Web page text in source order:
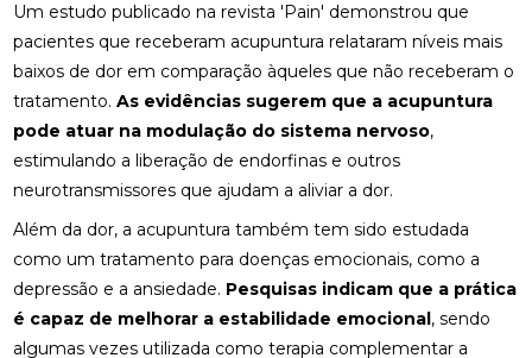
Um estudo publicado na revista 'Pain' demonstrou que
pacientes que receberam acupuntura relataram níveis mais
baixos de dor em comparação àqueles que não receberam o
tratamento.As evidências sugerem que a acupuntura
pode atuar na modulação do sistema nervoso,
estimulando a liberação de endorfinas e outros
neurotransmissores que ajudam a aliviar a dor.
Além da dor, a acupuntura também tem sido estudada
como um tratamento para doenças emocionais, como a
depressão e a ansiedade. Pesquisas indicam que a prática
é capaz de melhorar a estabilidade emocional, sendo
algumas vezes utilizada como terapia complementar a
BENEFÍCIOS E PRÁTICAS
FISIOTERAPIA MOTORA E RESPIRATÓRIA:
BENEFÍCIOS E PRÁTICAS ESSENCIAIS
FISIOTERAPIA MOTORA E RESPIRATÓRIA:
BENEFÍCIOS E ABORDAGENS EFICAZES
TRATAMENTO PODE AJUDAR NA RECUPERAÇÃO
FISIOTERAPIA NA LABIRINTITE: COMO O
TRATAMENTO PODE MELHORAR SEU EQUILÍBRIO E